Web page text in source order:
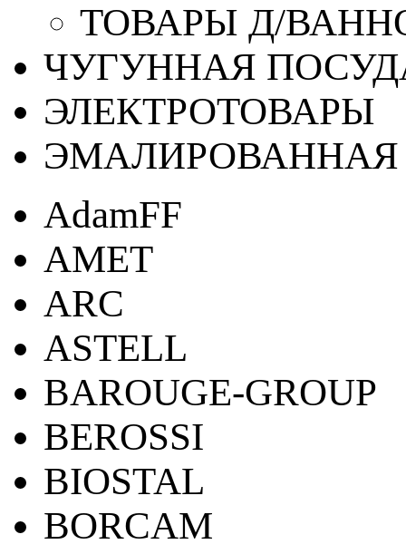
ТОВАРЫ Д/
ЧУГУННАЯ
ЭЛЕКТРОТОВАРЫ
ЭМАЛИРОВАННАЯ
AdamFF
AMET
ARC
ASTELL
BAROUGE-GROUP
BEROSSI
BIOSTAL
BORCAM